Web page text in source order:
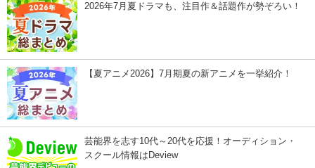
2026年7月夏ドラマも、注目作＆話題作が勢ぞろい！
【夏アニメ2026】7月期夏の新アニメを一挙紹介！
芸能界を志す10代～20代を応援！オーディション・
スクール情報はDeview